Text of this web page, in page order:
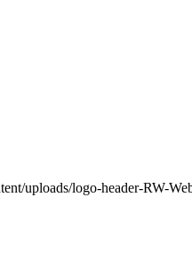
uploads/logo-header-RW-